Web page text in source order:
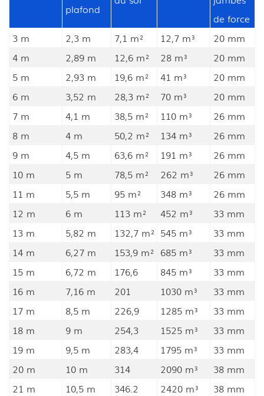
plafond
de force
3 m
2,3 m 7,1 m² 12,7 m³
20 mm
4 m
2,89 m 12,6 m² 28 m³
20 mm
5 m
2,93 m 19,6 m² 41 m³
20 mm
6 m
3,52 m 28,3 m² 70 m³
20 mm
7 m
4,1 m 38,5 m² 110 m³
26 mm
8 m
4 m 50,2 m² 134 m³
26 mm
9 m
4,5 m 63,6 m² 191 m³
26 mm
10 m
5 m 78,5 m² 262 m³
26 mm
11 m
5,5 m 95 m² 348 m³
26 mm
12 m
6 m 113 m² 452 m³
33 mm
13 m
5,82 m 132,7 m² 545 m³
33 mm
14 m
6,27 m 153,9 m² 685 m³
33 mm
15 m
6,72 m 176,6 845 m³
33 mm
16 m
7,16 m 201 1030 m³
33 mm
17 m
8,5 m 226,9 1285 m³
33 mm
18 m
9 m 254,3 1525 m³
33 mm
19 m
9,5 m 283,4 1795 m³
33 mm
20 m
10 m 314 2090 m³
38 mm
21 m
10,5 m 346.2 2420 m³
38 mm